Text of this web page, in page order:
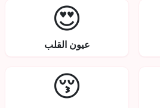
😍
عيون القلب
😚